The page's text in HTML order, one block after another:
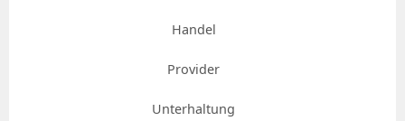
Handel
Provider
Unterhaltung